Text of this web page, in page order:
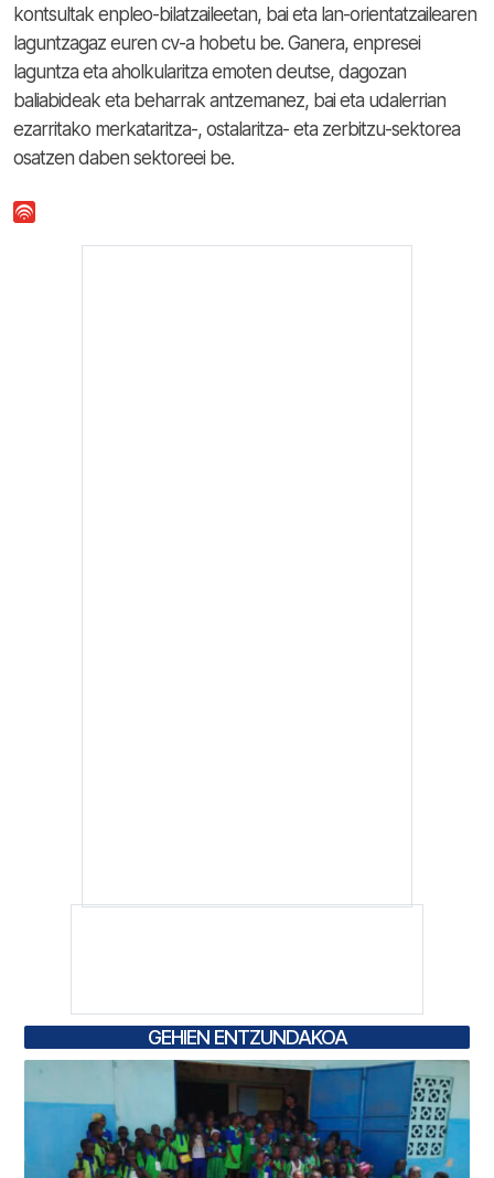
kontsultak enpleo-bilatzaileetan, bai eta lan-orientatzailearen
laguntzagaz euren cv-a hobetu be. Ganera, enpresei
laguntza eta aholkularitza emoten deutse, dagozan
baliabideak eta beharrak antzemanez, bai eta udalerrian
ezarritako merkataritza-, ostalaritza- eta zerbitzu-sektorea
osatzen daben sektoreei be.
GEHIEN ENTZUNDAKOA